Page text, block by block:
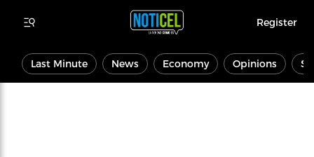
Register
Last Minute News Economy Opinions